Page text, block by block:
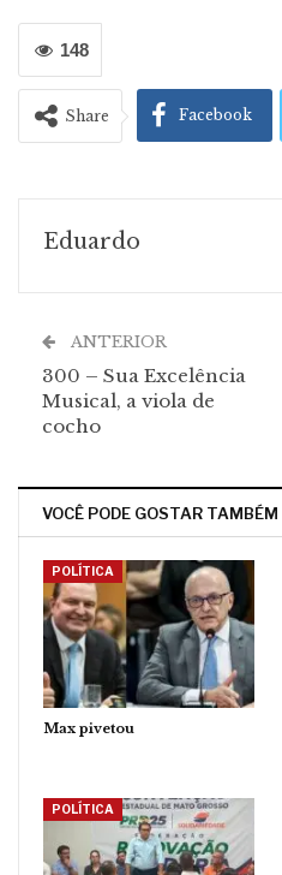
148
Share Facebook
Eduardo
ANTERIOR
300 – Sua Excelência
Musical, a viola de
cocho
VOCÊ PODE GOSTAR TAMBÉM
POLÍTICA
Max pivetou
POLÍTICA